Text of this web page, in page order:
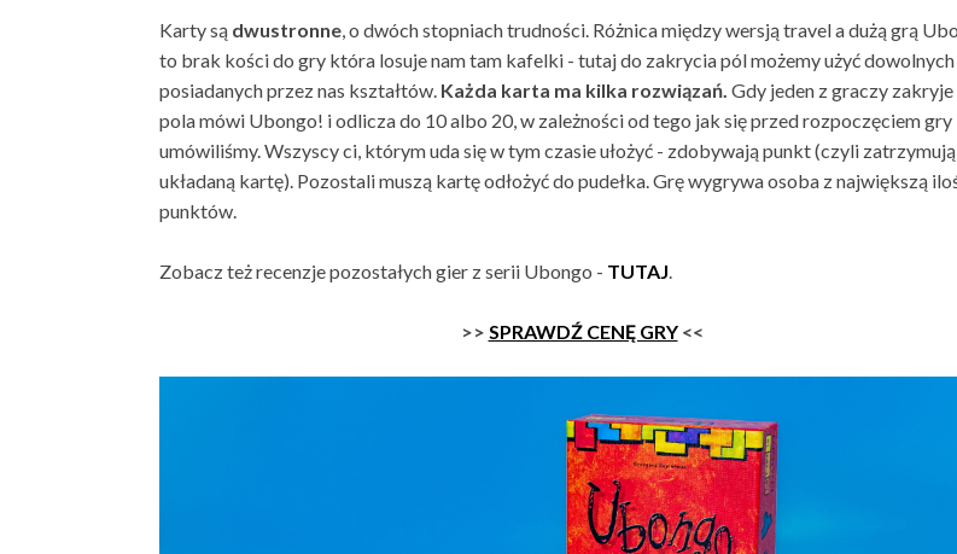
Karty są dwustronne, o dwóch stopniach trudności. Różnica między wersją travel a dużą grą
to brak kości do gry która losuje nam tam kafelki - tutaj do zakrycia pól możemy użyć dowolnych
posiadanych przez nas kształtów. Każda karta ma kilka rozwiązań. Gdy jeden z graczy zakryje
pola mówi Ubongo! i odlicza do 10 albo 20, w zależności od tego jak się przed rozpoczęciem gry
umówiliśmy. Wszyscy ci, którym uda się w tym czasie ułożyć - zdobywają punkt (czyli zatrzymują
układaną kartę). Pozostali muszą kartę odłożyć do pudełka. Grę wygrywa osoba z największą
punktów.
Zobacz też recenzje pozostałych gier z serii Ubongo - TUTAJ.
>> SPRAWDŹ CENĘ GRY<<